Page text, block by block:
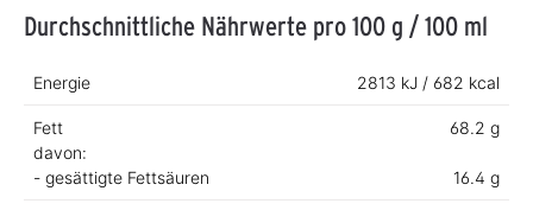
Durchschnittliche Nährwerte pro 100 g / 100 ml
Energie 2813 kJ / 682 kcal
Fett
davon:
- gesättigte Fettsäuren
68.2 g
16.4 g